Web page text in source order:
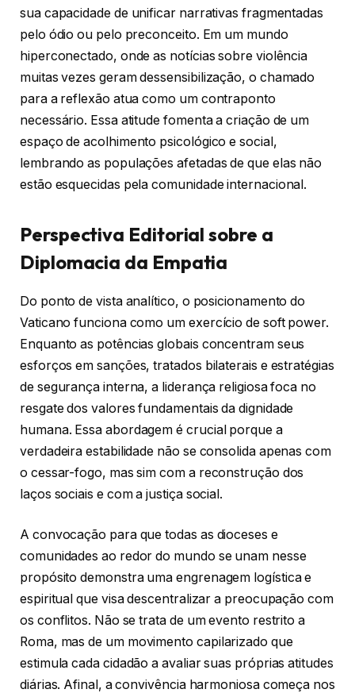
sua capacidade de unificar narrativas fragmentadas
pelo ódio ou pelo preconceito. Em um mundo
hiperconectado, onde as notícias sobre violência
muitas vezes geram dessensibilização, o chamado
para a reflexão atua como um contraponto
necessário. Essa atitude fomenta a criação de um
espaço de acolhimento psicológico e social,
lembrando as populações afetadas de que elas não
estão esquecidas pela comunidade internacional.
Perspectiva Editorial sobre a
Diplomacia da Empatia
Do ponto de vista analítico, o posicionamento do
Vaticano funciona como um exercício de soft power.
Enquanto as potências globais concentram seus
esforços em sanções, tratados bilaterais e estratégias
de segurança interna, a liderança religiosa foca no
resgate dos valores fundamentais da dignidade
humana. Essa abordagem é crucial porque a
verdadeira estabilidade não se consolida apenas com
o cessar-fogo, mas sim com a reconstrução dos
laços sociais e com a justiça social.
A convocação para que todas as dioceses e
comunidades ao redor do mundo se unam nesse
propósito demonstra uma engrenagem logística e
espiritual que visa descentralizar a preocupação com
os conflitos. Não se trata de um evento restrito a
Roma, mas de um movimento capilarizado que
estimula cada cidadão a avaliar suas próprias atitudes
diárias. Afinal, a convivência harmoniosa começa nos